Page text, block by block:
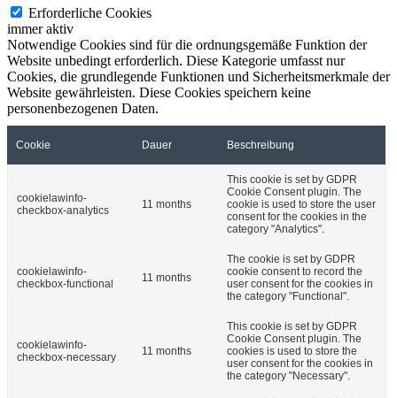
Erforderliche Cookies
immer aktiv
Notwendige Cookies sind für die ordnungsgemäße Funktion der
Website unbedingt erforderlich. Diese Kategorie umfasst nur
Cookies, die grundlegende Funktionen und Sicherheitsmerkmale der
Website gewährleisten. Diese Cookies speichern keine
personenbezogenen Daten.
Cookie Dauer Beschreibung
cookielawinfo-
checkbox-analytics
11 months
This cookie is set by GDPR
Cookie Consent plugin. The
cookie is used to store the user
consent for the cookies in the
category "Analytics".
cookielawinfo-
checkbox-functional
11 months
The cookie is set by GDPR
cookie consent to record the
user consent for the cookies in
the category "Functional".
cookielawinfo-
checkbox-necessary
11 months
This cookie is set by GDPR
Cookie Consent plugin. The
cookies is used to store the
user consent for the cookies in
the category "Necessary".